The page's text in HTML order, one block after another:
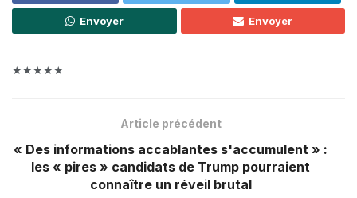
Envoyer Envoyer
★★★★★
Article précédent
« Des informations accablantes s'accumulent » :
les « pires » candidats de Trump pourraient
connaître un réveil brutal